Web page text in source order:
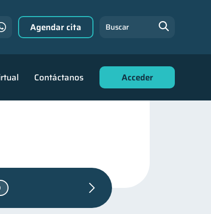
Contáctanos Acceder
Agendar cita Buscar